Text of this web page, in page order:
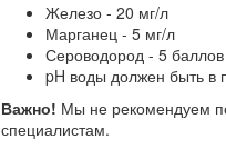
Железо - 20 мг/л
Марганец - 5 мг/л
Сероводород - 5 баллов
pH воды должен быть в
Важно! Мы не рекомендуем
специалистам.